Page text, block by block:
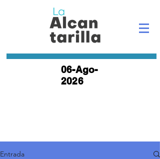
06-Ago-
2026
Entrada